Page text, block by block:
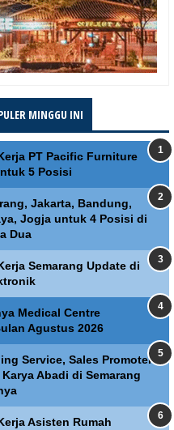
MINGGU INI
PT Pacific Furniture
5 Posisi
Jakarta, Bandung,
Jogja untuk 4 Posisi di
Dua
Semarang Update di
Medical Centre
Agustus 2026
Service, Sales Promoter
Abadi di Semarang
Asisten Rumah